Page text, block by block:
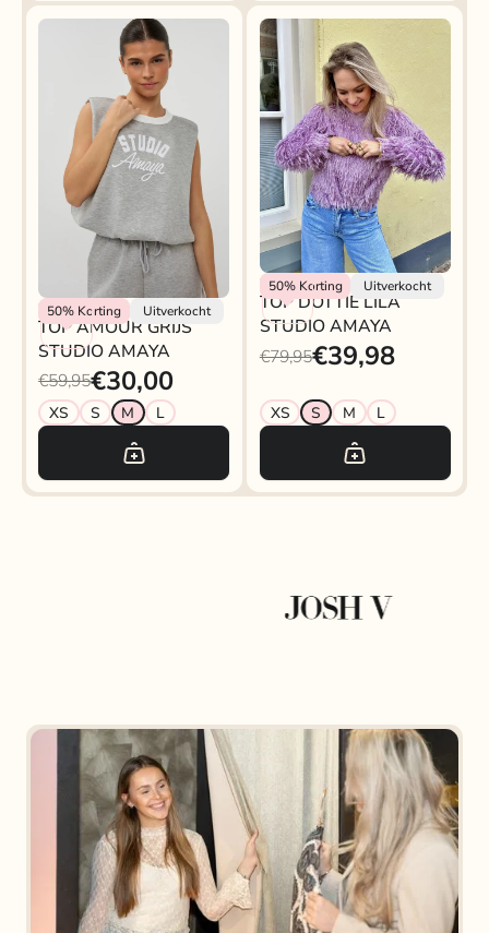
50% Korting Uitverkocht
Studio Amaya
TOP AMOUR GRIJS
STUDIO AMAYA
€59,95€30,00
XS S M L
50%Korting Uitverkocht
Studio Amaya
TOP DOTTIE LILA
STUDIO AMAYA
€79,95€39,98
XS S M L